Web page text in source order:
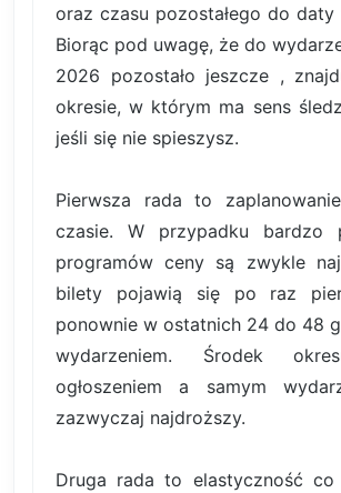
oraz czasu pozostałego do daty
Biorąc pod uwagę, że do
2026 pozostało jeszcze ,
okresie, w którym ma sens
jeśli się nie spieszysz.
Pierwsza rada to
czasie. W przypadku bardzo
programów ceny są zwykle
bilety pojawią się po raz
ponownie w ostatnich 24 do 48
wydarzeniem. Środek
ogłoszeniem a samym
zazwyczaj najdroższy.
Druga rada to elastyczność